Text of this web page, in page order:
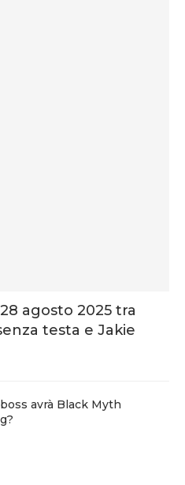
agosto 2025 tra
testa e Jakie
avrà Black Myth